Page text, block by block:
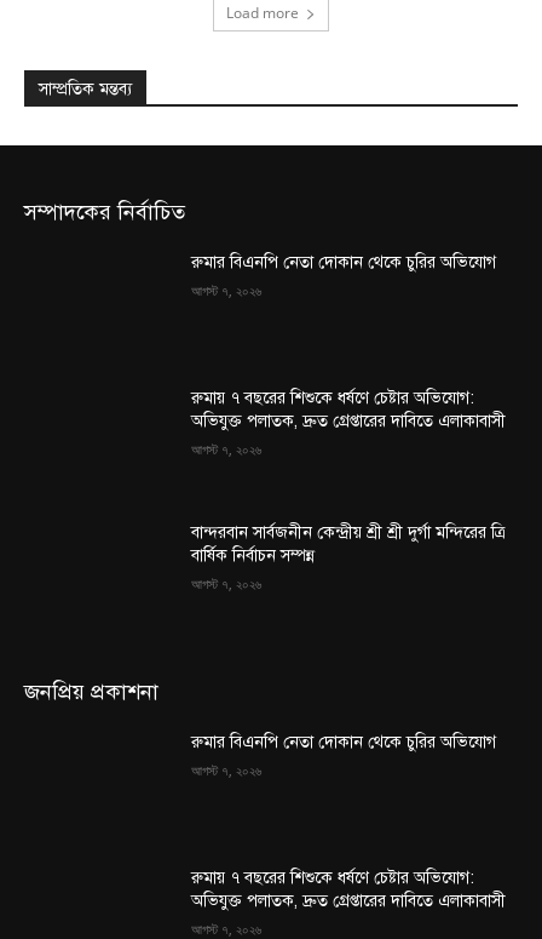
Load more
সাম্প্রতিক মন্তব্য
সম্পাদকের নির্বাচিত
রুমার বিএনপি নেতা দোকান থেকে চুরির অভিযোগ
আগস্ট ৭, ২০২৬
রুমায় ৭ বছরের শিশুকে ধর্ষণে চেষ্টার অভিযোগ:
অভিযুক্ত পলাতক, দ্রুত গ্রেপ্তারের দাবিতে এলাকাবাসী
আগস্ট ৭, ২০২৬
বান্দরবান সার্বজনীন কেন্দ্রীয় শ্রী শ্রী দুর্গা মন্দিরের ত্রি
বার্ষিক নির্বাচন সম্পন্ন
আগস্ট ৭, ২০২৬
জনপ্রিয় প্রকাশনা
রুমার বিএনপি নেতা দোকান থেকে চুরির অভিযোগ
আগস্ট ৭, ২০২৬
রুমায় ৭ বছরের শিশুকে ধর্ষণে চেষ্টার অভিযোগ:
অভিযুক্ত পলাতক, দ্রুত গ্রেপ্তারের দাবিতে এলাকাবাসী
আগস্ট ৭, ২০২৬